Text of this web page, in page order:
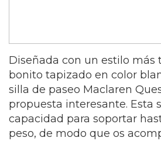
Diseñada con un estilo más
bonito tapizado en color
silla de paseo Maclaren
propuesta interesante. Esta
capacidad para soportar
peso, de modo que os